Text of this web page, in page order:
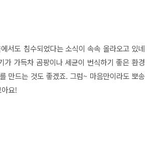
서도 침수되었다는 소식이 속속 올라오고 있네
가득차 곰팡이나 세균이 번식하기 좋은 환경
만드는 것도 좋겠죠. 그럼~ 마음만이라도 뽀송
요!